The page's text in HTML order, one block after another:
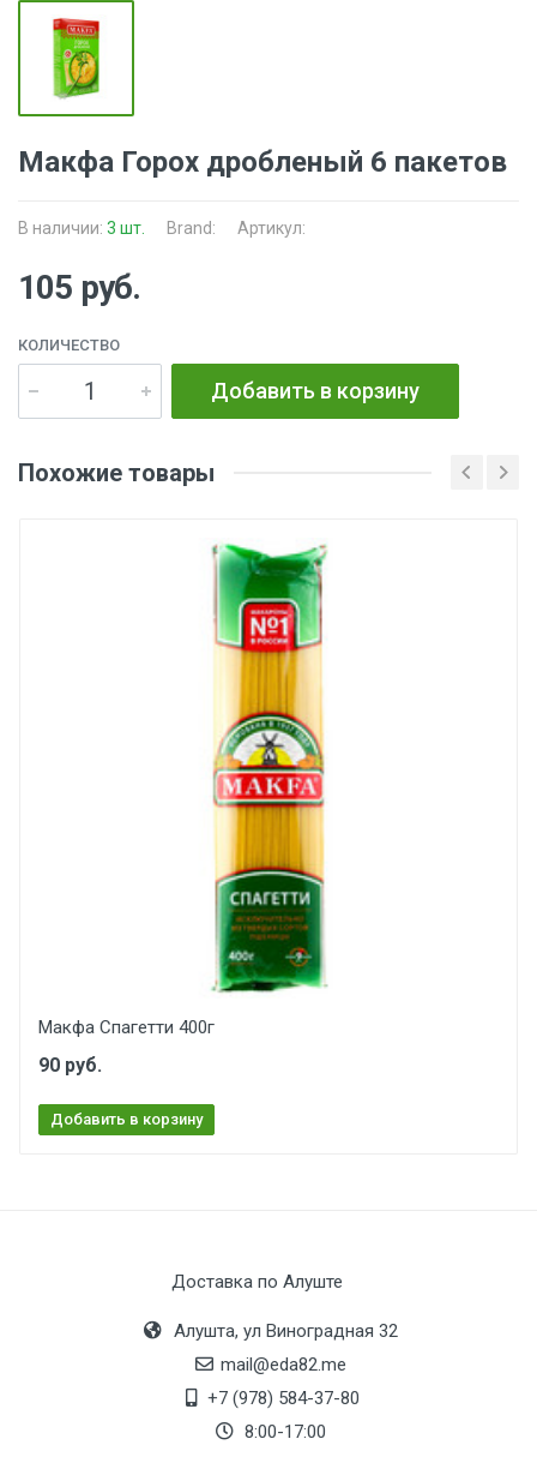
Макфа Горох дробленый 6 пакетов
В наличии: 3 шт. Brand: Артикул:
105 руб.
КОЛИЧЕСТВО
Добавить в корзину
Похожие товары
Макфа Спагетти 400г
90 руб.
Добавить в корзину
Доставка по Алуште
Алушта, ул Виноградная 32
mail@eda82.me
+7 (978) 584-37-80
8:00-17:00